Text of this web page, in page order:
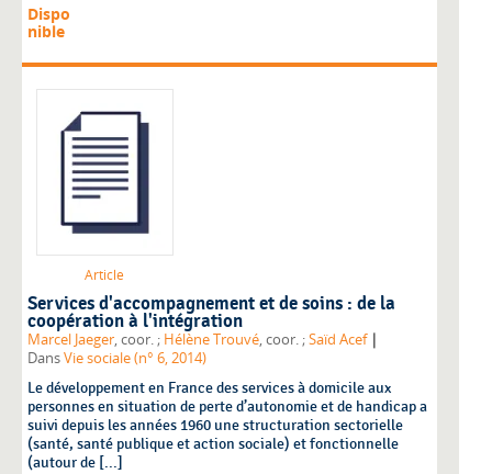
Dispo
nible
Article
Services d'accompagnement et de soins : de la
coopération à l'intégration
Marcel Jaeger , coor. ; Hélène Trouvé , coor. ;Saïd Acef |
DansVie sociale (n° 6, 2014)
Le développement en France des services à domicile aux
personnes en situation de perte d’autonomie et de handicap a
suivi depuis les années 1960 une structuration sectorielle
(santé, santé publique et action sociale) et fonctionnelle
(autour de [...]